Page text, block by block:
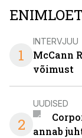
1
INTERVJUU
McCann
võimust
2
UUDISED
annab